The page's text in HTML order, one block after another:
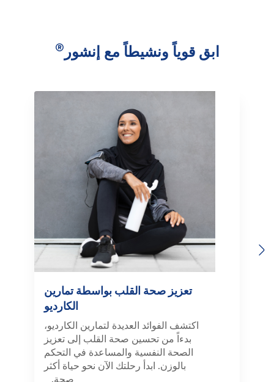
ابق قوياً ونشيطاً مع إنشور ®
Previous
تعزيز صحة القلب بواسطة تمارين
الكارديو
اكتشف الفوائد العديدة لتمارين الكارديو،
بدءاً من تحسين صحة القلب إلى تعزيز
الصحة النفسية والمساعدة في التحكم
بالوزن. ابدأ رحلتك الآن نحو حياة أكثر
صحة.